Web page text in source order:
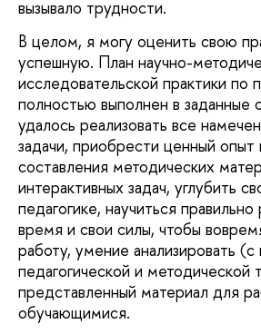
вызывало трудности.
В целом, я могу оценить свою
успешную. План научно-
исследовательской практики по
полностью выполнен в заданные
удалось реализовать все
задачи, приобрести ценный
составления методических
интерактивных задач, углубить
педагогике, научиться
время и свои силы, чтобы
работу, умение анализировать (с
педагогической и методической
представленный материал для
обучающимися.